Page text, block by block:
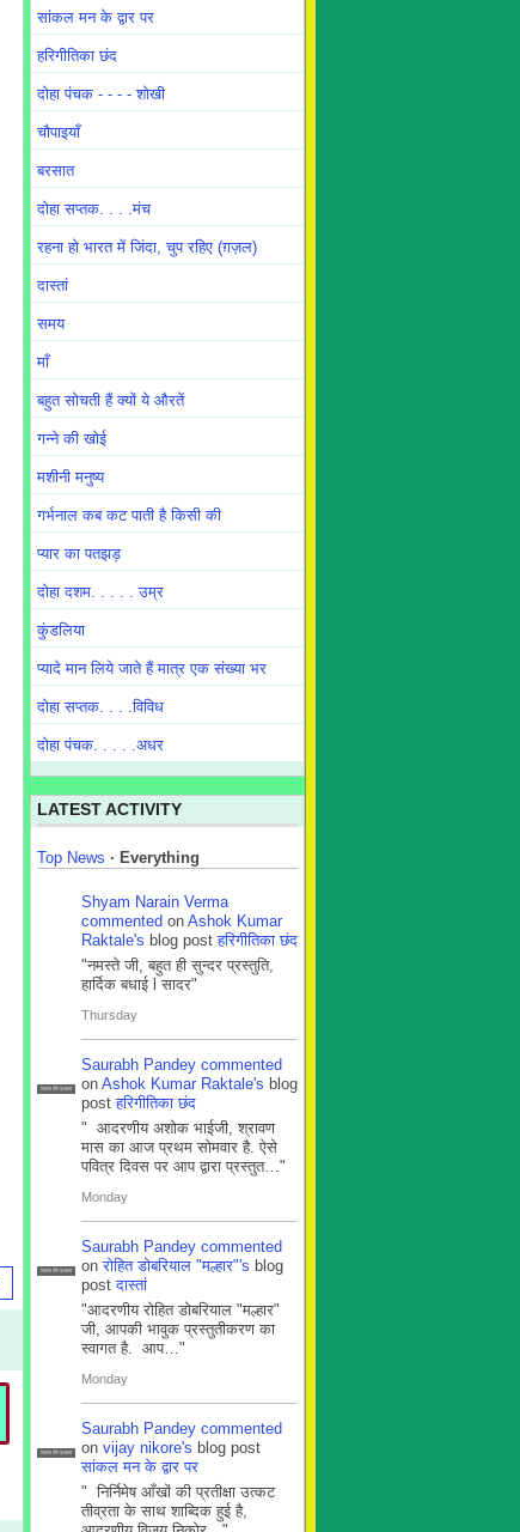
सांकल मन के द्वार पर
हरिगीतिका छंद
दोहा पंचक - - - - शोखी
चौपाइयाँ
बरसात
दोहा सप्तक. . . .मंच
रहना हो भारत में जिंदा, चुप रहिए (ग़ज़ल)
दास्तां
समय
माँ
बहुत सोचती हैं क्यों ये औरतें
गन्ने की खोई
मशीनी मनुष्य
गर्भनाल कब कट पाती है किसी की
प्यार का पतझड़
दोहा दशम. . . . . उम्र
कुंडलिया
प्यादे मान लिये जाते हैं मात्र एक संख्या भर
दोहा सप्तक. . . .विविध
दोहा पंचक. . . . .अधर
LATEST ACTIVITY
Top News · Everything
Shyam Narain Verma
commented on Ashok Kumar
Raktale's blog postहरिगीतिका छंद
"नमस्ते जी, बहुत ही सुन्दर प्रस्तुति,
हार्दिक बधाई l सादर"
Thursday
सदस्य टीम प्रबंधन
Saurabh Pandey commented
on Ashok Kumar Raktale's blog
postहरिगीतिका छंद
" आदरणीय अशोक भाईजी, श्रावण
मास का आज प्रथम सोमवार है. ऐसे
पवित्र दिवस पर आप द्वारा प्रस्तुत…"
Monday
सदस्य टीम प्रबंधन
Saurabh Pandey commented
onरोहित डोबरियाल "मल्हार"'s blog
postदास्तां
"आदरणीय रोहित डोबरियाल "मल्हार"
जी, आपकी भावुक प्रस्तुतीकरण का
स्वागत है. आप…"
Monday
सदस्य टीम प्रबंधन
Saurabh Pandey commented
on vijay nikore's blog post
सांकल मन के द्वार पर
" निर्निमेष आँखों की प्रतीक्षा उत्कट
तीव्रता के साथ शाब्दिक हुई है,